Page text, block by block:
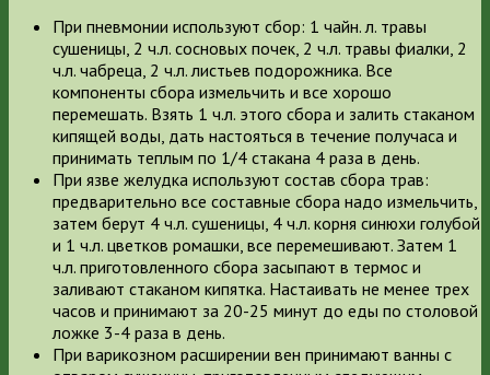
При пневмонии используют сбор: 1 чайн. л. травы
сушеницы, 2 ч.л. сосновых почек, 2 ч.л. травы фиалки, 2
ч.л. чабреца, 2 ч.л. листьев подорожника. Все
компоненты сбора измельчить и все хорошо
перемешать. Взять 1 ч.л. этого сбора и залить стаканом
кипящей воды, дать настояться в течение получаса и
принимать теплым по 1/4 стакана 4 раза в день.
При язве желудка используют состав сбора трав:
предварительно все составные сбора надо измельчить,
затем берут 4 ч.л. сушеницы, 4 ч.л. корня синюхи голубой
и 1 ч.л. цветков ромашки, все перемешивают. Затем 1
ч.л. приготовленного сбора засыпают в термос и
заливают стаканом кипятка. Настаивать не менее трех
часов и принимают за 20-25 минут до еды по столовой
ложке 3-4 раза в день.
При варикозном расширении вен принимают ванны с